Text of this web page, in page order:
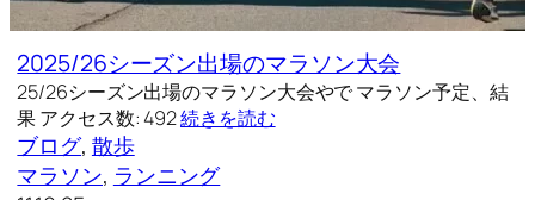
2025/26シーズン出場のマラソン大会
25/26シーズン出場のマラソン大会やで マラソン予定、結
果 アクセス数: 492続きを読む
ブログ, 散歩
マラソン, ランニング